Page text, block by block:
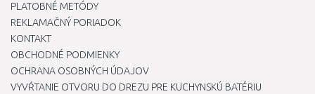
PLATOBNÉ METÓDY
REKLAMAČNÝ PORIADOK
KONTAKT
OBCHODNÉ PODMIENKY
OCHRANA OSOBNÝCH ÚDAJOV
VYVŔTANIE OTVORU DO DREZU PRE KUCHYNSKÚ BATÉRIU